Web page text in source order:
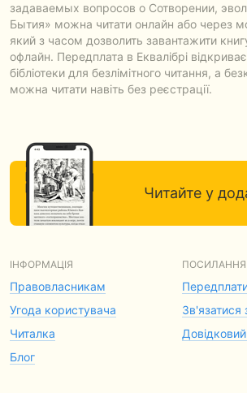
задаваемых вопросов о Сотворении,
Бытия» можна читати онлайн або через
який з часом дозволить завантажити
офлайн. Передплата в Еквалібрі відкриває
бібліотеки для безлімітного читання, а
можна читати навіть без реєстрації.
Читайте у
ІНФОРМАЦІЯ
Правовласникам
Угода користувача
Читалка
Блог
ПОСИЛАННЯ
Зв'язатися